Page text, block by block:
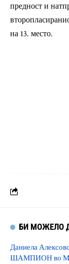
предност и
на 13. место.
БИ МОЖЕЛО
Даниела
ШАМПИОН во